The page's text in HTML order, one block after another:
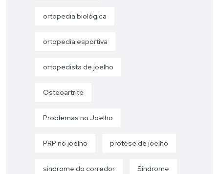
ortopedia biológica
ortopedia esportiva
ortopedista de joelho
Osteoartrite
Problemas no Joelho
PRP no joelho prótese de joelho
sindrome do corredor Síndrome